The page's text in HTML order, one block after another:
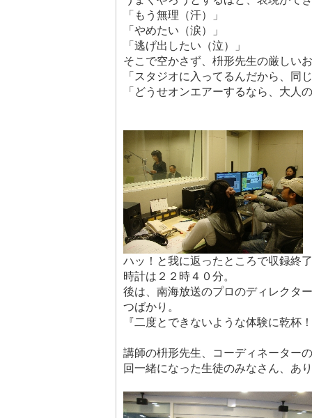
「もう無理（汗）」
「やめたい（涙）」
「逃げ出したい（泣）」
そこで空かさず、枡形先生の厳し
「スタジオに入ってるんだから、同
「どうせオンエアーするなら、大人
ハッ！と我に返ったところで収録終
時計は２２時４０分。
後は、南海放送のプロのディレクタ
つばかり。
『二度とできないような体験に乾杯
講師の枡形先生、コーディネーター
回一緒になった生徒のみなさん、あ